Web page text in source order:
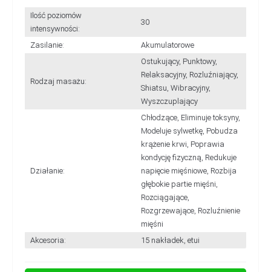
Ilość poziomów
intensywności:
30
Zasilanie: Akumulatorowe
Rodzaj masażu:
Ostukujący, Punktowy,
Relaksacyjny, Rozluźniający,
Shiatsu, Wibracyjny,
Wyszczuplający
Działanie:
Chłodzące, Eliminuje toksyny,
Modeluje sylwetkę, Pobudza
krążenie krwi, Poprawia
kondycję fizyczną, Redukuje
napięcie mięśniowe, Rozbija
głębokie partie mięśni,
Rozciągające,
Rozgrzewające, Rozluźnienie
mięśni
Akcesoria:
15 nakładek, etui